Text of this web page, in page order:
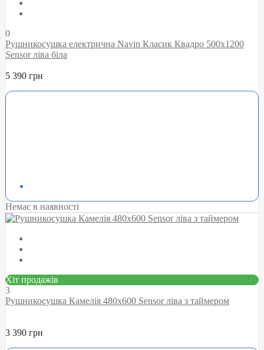
0
Рушникосушка електрична Navin Класик Квадро 500х1200
Sensor ліва біла
5 390 грн
Немає в наявності
Хіт продажів
3
Рушникосушка Камелія 480х600 Sensor ліва з таймером
3 390 грн